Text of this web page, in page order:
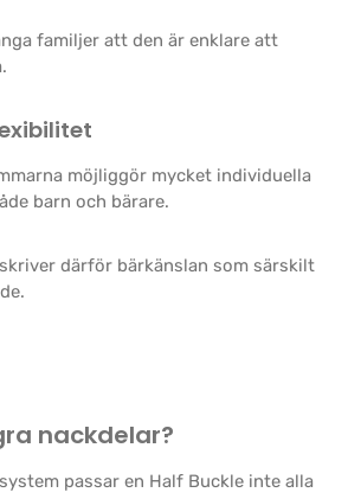
familjer att den är enklare att
möjliggör mycket individuella
barn och bärare.
därför bärkänslan som särskilt
nackdelar?
passar en Half Buckle inte alla